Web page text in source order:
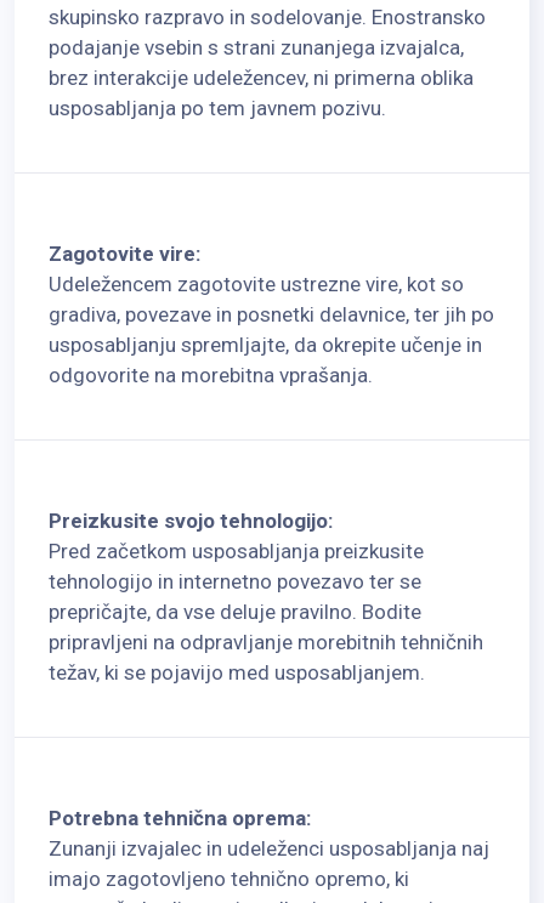
skupinsko razpravo in sodelovanje. Enostransko
podajanje vsebin s strani zunanjega izvajalca,
brez interakcije udeležencev, ni primerna oblika
usposabljanja po tem javnem pozivu.
Zagotovite vire:
Udeležencem zagotovite ustrezne vire, kot so
gradiva, povezave in posnetki delavnice, ter jih po
usposabljanju spremljajte, da okrepite učenje in
odgovorite na morebitna vprašanja.
Preizkusite svojo tehnologijo:
Pred začetkom usposabljanja preizkusite
tehnologijo in internetno povezavo ter se
prepričajte, da vse deluje pravilno. Bodite
pripravljeni na odpravljanje morebitnih tehničnih
težav, ki se pojavijo med usposabljanjem.
Potrebna tehnična oprema:
Zunanji izvajalec in udeleženci usposabljanja naj
imajo zagotovljeno tehnično opremo, ki